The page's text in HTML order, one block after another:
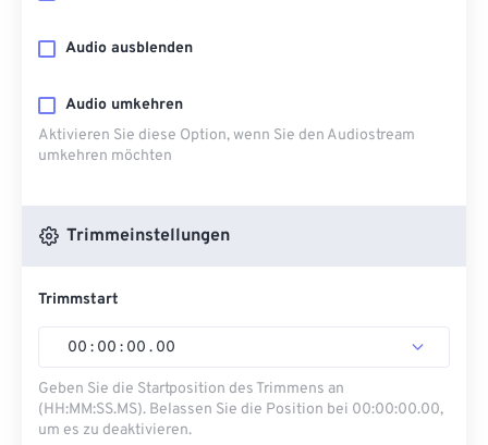
Audio ausblenden
Audio umkehren
Aktivieren Sie diese Option, wenn Sie den Audiostream
umkehren möchten
Trimmeinstellungen
Trimmstart
00 : 00 : 00 . 00
Geben Sie die Startposition des Trimmens an
(HH:MM:SS.MS). Belassen Sie die Position bei 00:00:00.00,
um es zu deaktivieren.